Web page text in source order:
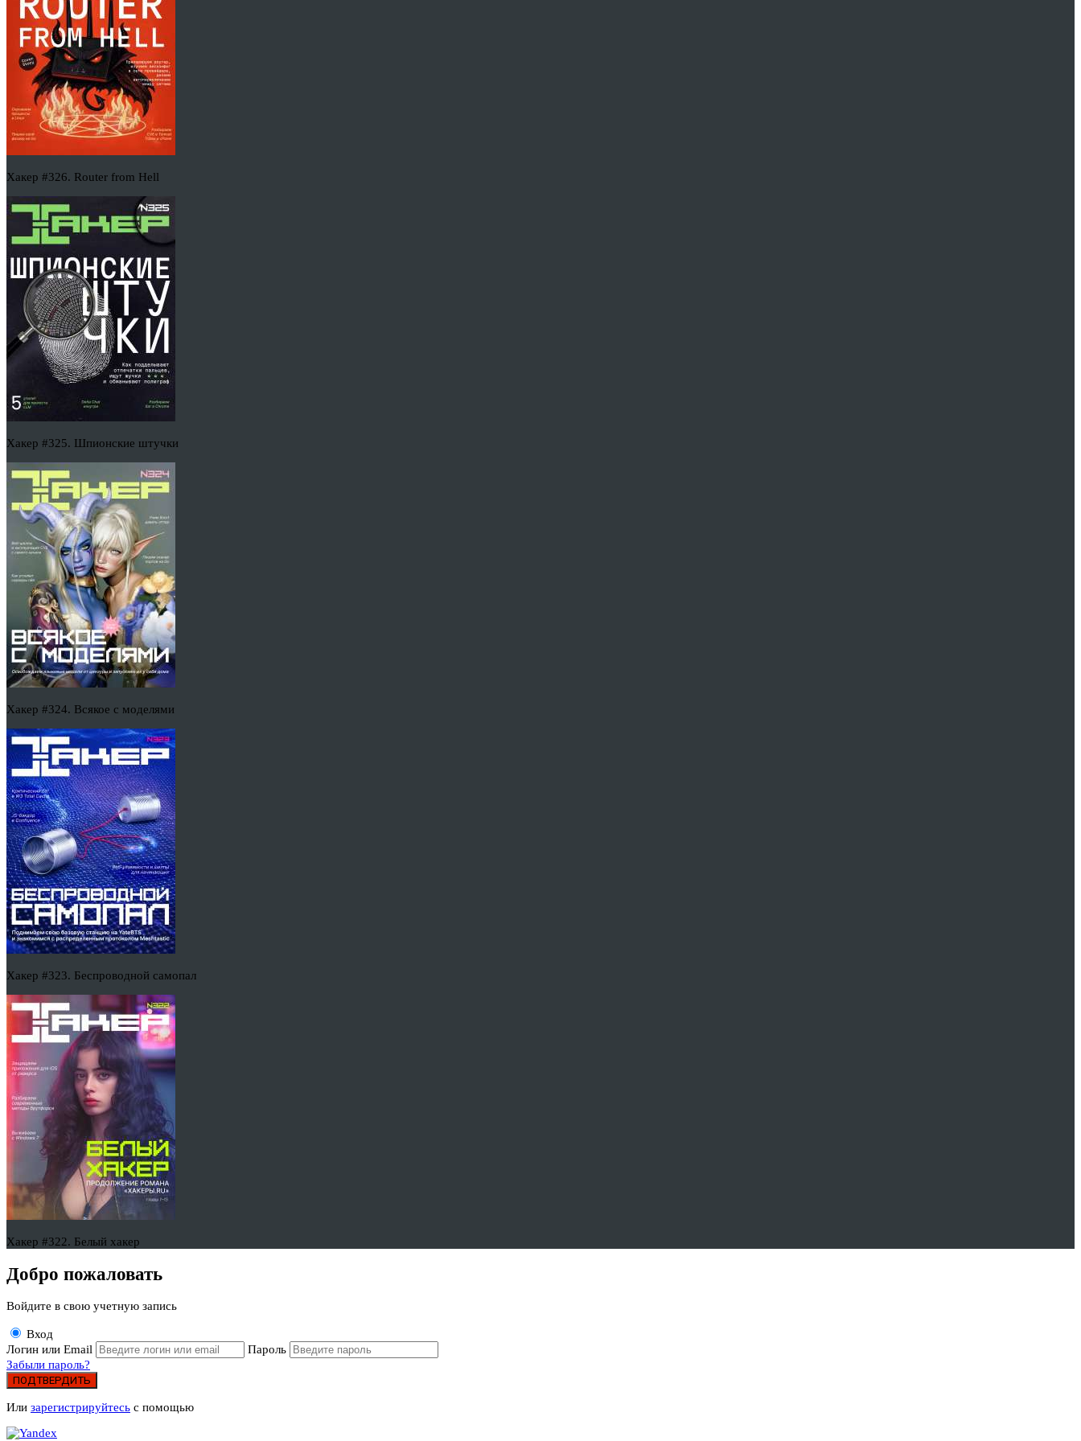
Хакер #326. Router from Hell
Хакер #325. Шпионские штучки
Хакер #324. Всякое с моделями
Хакер #323. Беспроводной самопал
Хакер #322. Белый хакер
Добро пожаловать
Войдите в свою учетную запись
Вход
Логин или Email
Пароль
Забыли пароль?
ПОДТВЕРДИТЬ
Или зарегистрируйтесь с помощью